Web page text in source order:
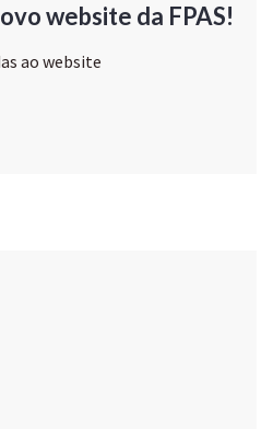
website da FPAS!
ao website